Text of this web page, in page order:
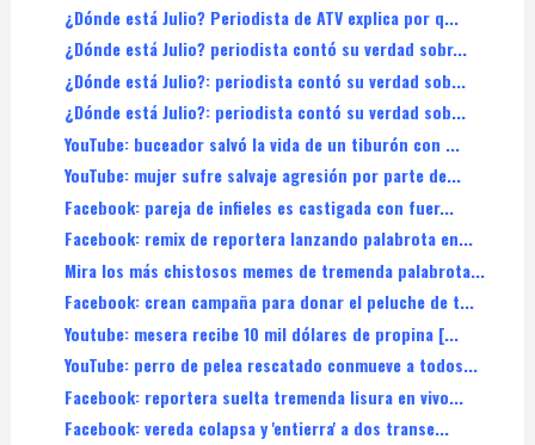
¿Dónde está Julio? Periodista de ATV explica por q...
¿Dónde está Julio? periodista contó su verdad sobr...
¿Dónde está Julio?: periodista contó su verdad sob...
¿Dónde está Julio?: periodista contó su verdad sob...
YouTube: buceador salvó la vida de un tiburón con ...
YouTube: mujer sufre salvaje agresión por parte de...
Facebook: pareja de infieles es castigada con fuer...
Facebook: remix de reportera lanzando palabrota en...
Mira los más chistosos memes de tremenda palabrota...
Facebook: crean campaña para donar el peluche de t...
Youtube: mesera recibe 10 mil dólares de propina [...
YouTube: perro de pelea rescatado conmueve a todos...
Facebook: reportera suelta tremenda lisura en vivo...
Facebook: vereda colapsa y 'entierra' a dos transe...